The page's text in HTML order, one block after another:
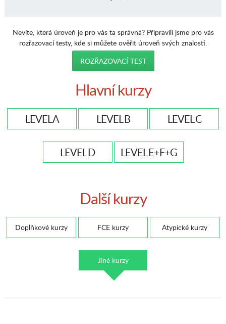
Nevíte, která úroveň je pro vás ta správná? Připravili jsme pro vás
rozřazovací testy, kde si můžete ověřit úroveň svých znalostí.
ROZŘAZOVACÍ TEST
Hlavní kurzy
LEVEL A LEVEL B LEVEL C
LEVEL D LEVEL E+F+G
Další kurzy
Doplňkové kurzy FCE kurzy Atypické kurzy
Jiné kurzy